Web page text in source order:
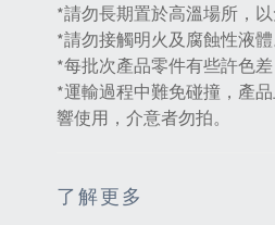
*請勿長期置於高溫場所，以
*請勿接觸明火及腐蝕性液體
*每批次產品零件有些許色差
*運輸過程中難免碰撞，產
響使用，介意者勿拍。
了解更多